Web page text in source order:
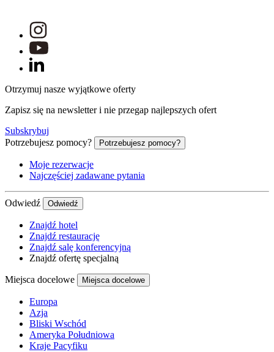
Otrzymuj nasze wyjątkowe oferty
Zapisz się na newsletter i nie przegap najlepszych ofert
Subskrybuj
Potrzebujesz pomocy?
Potrzebujesz pomocy?
Moje rezerwacje
Najczęściej zadawane pytania
Odwiedź Odwiedź
Znajdź hotel
Znajdź restaurację
Znajdź salę konferencyjną
Znajdź ofertę specjalną
Miejsca docelowe Miejsca docelowe
Europa
Azja
Bliski Wschód
Ameryka Południowa
Kraje Pacyfiku